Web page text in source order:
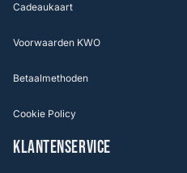
Cadeaukaart
Voorwaarden KWO
Betaalmethoden
Cookie Policy
KLANTENSERVICE